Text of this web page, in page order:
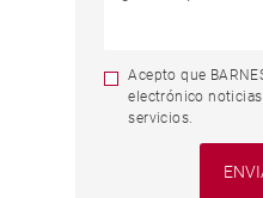
Acepto que
electrónico
servicios.